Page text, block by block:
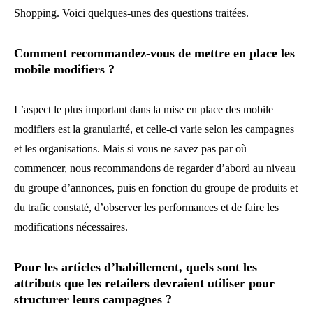
Shopping. Voici quelques-unes des questions traitées.
Comment recommandez-vous de mettre en place les
mobile modifiers ?
L’aspect le plus important dans la mise en place des mobile
modifiers est la granularité, et celle-ci varie selon les campagnes
et les organisations. Mais si vous ne savez pas par où
commencer, nous recommandons de regarder d’abord au niveau
du groupe d’annonces, puis en fonction du groupe de produits et
du trafic constaté, d’observer les performances et de faire les
modifications nécessaires.
Pour les articles d’habillement, quels sont les
attributs que les retailers devraient utiliser pour
structurer leurs campagnes ?